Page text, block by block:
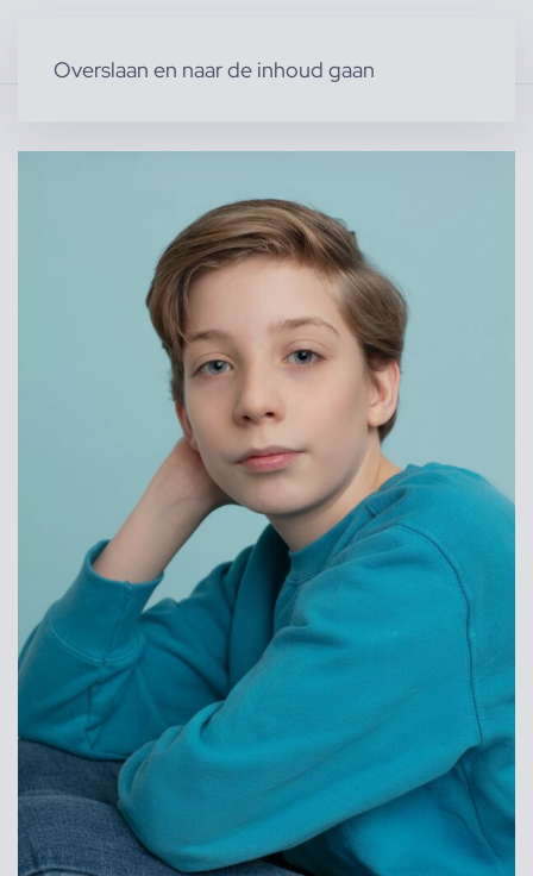
Overslaan en naar de inhoud gaan